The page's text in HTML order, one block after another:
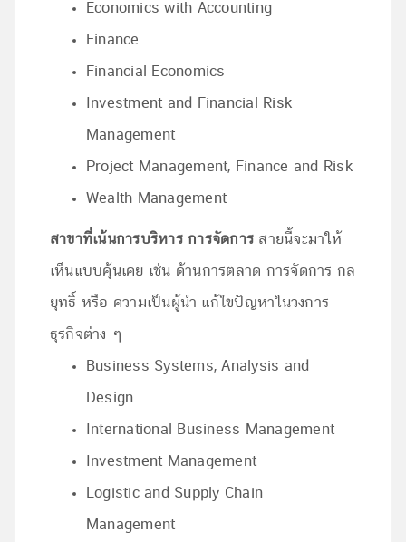
Economics with Accounting
Finance
Financial Economics
Investment and Financial Risk
Management
Project Management, Finance and Risk
Wealth Management
สาขาที่เน้นการบริหาร การจัดการ สายนี้จะมาให้
เห็นแบบคุ้นเคย เช่น ด้านการตลาด การจัดการ กล
ยุทธิ์ หรือ ความเป็นผู้นำ แก้ไขปัญหาในวงการ
ธุรกิจต่าง ๆ
Business Systems, Analysis and
Design
International Business Management
Investment Management
Logistic and Supply Chain
Management